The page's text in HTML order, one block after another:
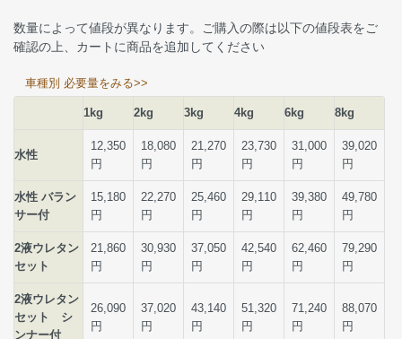
数量によって値段が異なります。ご購入の際は以下の値段表をご
確認の上、カートに商品を追加してください
車種別 必要量をみる>>